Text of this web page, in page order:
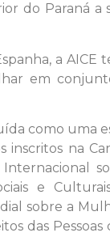
do Paraná
a
em
como
na
e
sobre a
das